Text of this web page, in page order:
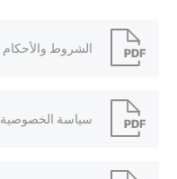
الشروط والأحكام
سياسة الخصوصية